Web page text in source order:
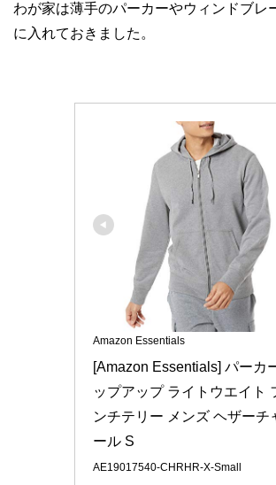
わが家は薄手のパーカーやウィンドブレ
に入れておきました。
Amazon Essentials
[Amazon Essentials] パーカ
ップアップ ライトウエイト
ンチテリー メンズ ヘザーチ
ール S
AE19017540-CHRHR-X-Small